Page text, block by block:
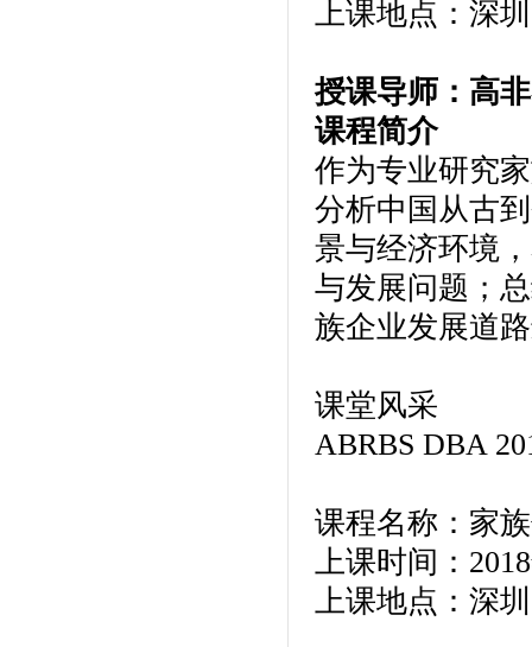
上课地点：深
授课导师：高
课程简介
作为专业研究
分析中国从古
景与经济环境
与发展问题；
族企业发展道
课堂风采
ABRBS DBA
课程名称：家
上课时间：
上课地点：深